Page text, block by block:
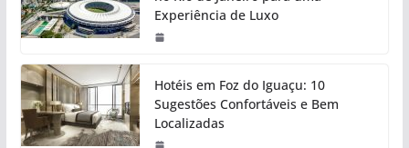
Experiência de Luxo
Hotéis em Foz do Iguaçu: 10
Sugestões Confortáveis e Bem
Localizadas